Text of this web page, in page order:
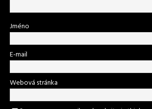
Jméno
E-mail
Webová stránka